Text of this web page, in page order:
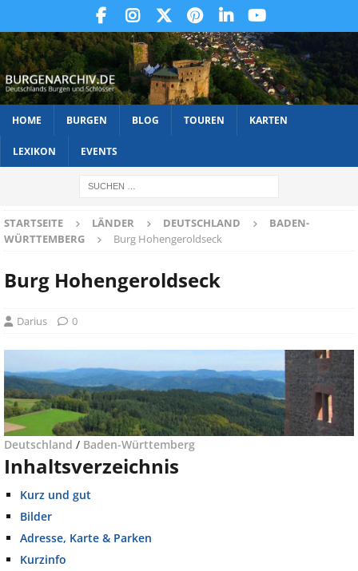
HOME BURGEN BLOG TOUREN KARTEN
LEXIKON EVENTS
STARTSEITE LÄNDER DEUTSCHLAND
BADEN-
WÜRTTEMBERG
Burg Hohengeroldseck
Burg Hohengeroldseck
Darius 0
Deutschland / Baden-Württemberg
Inhaltsverzeichnis
Kurz und gut
Bilder
Adresse, Karte & Parken
Kurzinfo